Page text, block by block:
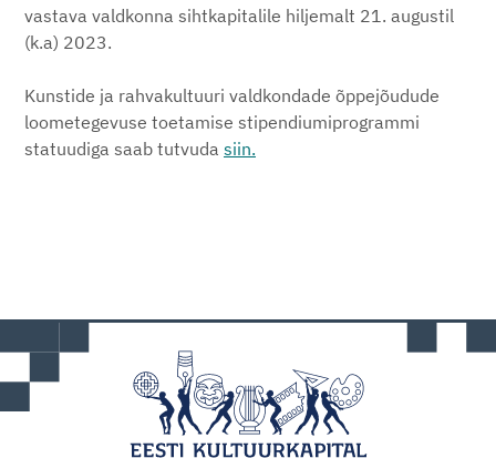
vastava valdkonna sihtkapitalile hiljemalt 21. augustil
(k.a) 2023.
Kunstide ja rahvakultuuri valdkondade õppejõudude
loometegevuse toetamise stipendiumiprogrammi
statuudiga saab tutvuda siin.